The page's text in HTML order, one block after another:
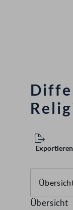
Exportieren
Übersicht